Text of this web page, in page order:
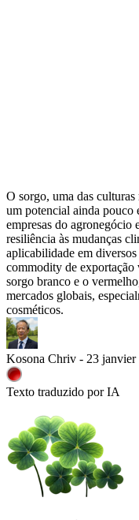
O sorgo, uma das culturas
um potencial ainda pouco
empresas do agronegócio
resiliência às mudanças
aplicabilidade em
commodity de exportação
sorgo branco e o
mercados globais,
cosméticos.
Kosona Chriv - 23 janvier
Texto traduzido por IA